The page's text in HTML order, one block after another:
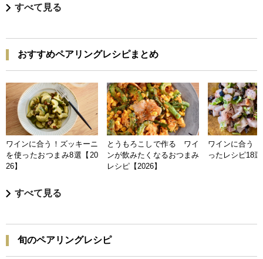
すべて見る
おすすめペアリングレシピまとめ
ワインに合う！ズッキーニ
を使ったおつまみ8選【20
26】
とうもろこしで作る ワイ
ンが飲みたくなるおつまみ
レシピ【2026】
ワインに合う
ったレシピ18
すべて見る
旬のペアリングレシピ